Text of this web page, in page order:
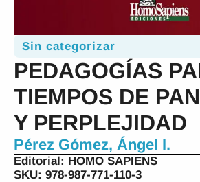
Sin categorizar
PEDAGOGÍAS
TIEMPOS DE
Y PERPLEJIDAD
Pérez Gómez, Ángel I.
Editorial: HOMO SAPIENS
SKU: 978-987-771-110-3